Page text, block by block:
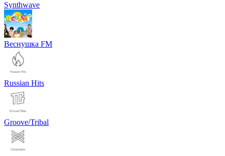
Synthwave
Веснушка FM
Russian Hits
Groove/Tribal